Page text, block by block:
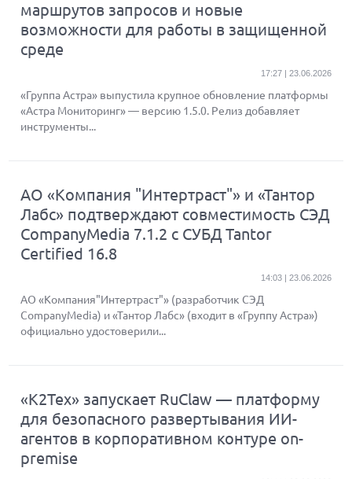
маршрутов запросов и новые
возможности для работы в защищенной
среде
17:27 | 23.06.2026
«Группа Астра» выпустила крупное обновление платформы
«Астра Мониторинг» — версию 1.5.0. Релиз добавляет
инструменты...
АО «Компания "Интертраст"» и «Тантор
Лабс» подтверждают совместимость СЭД
CompanyMedia 7.1.2 с СУБД Tantor
Certified 16.8
14:03 | 23.06.2026
АО «Компания"Интертраст"» (разработчик СЭД
CompanyMedia) и «Тантор Лабс» (входит в «Группу Астра»)
официально удостоверили...
«К2Тех» запускает RuClaw — платформу
для безопасного развертывания ИИ-
агентов в корпоративном контуре on-
premise